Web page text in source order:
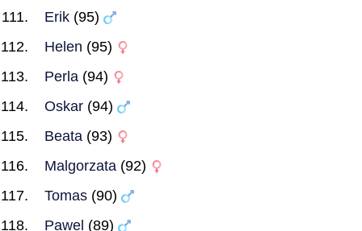
Erik (95)
Helen (95)
Perla (94)
Oskar (94)
Beata (93)
Malgorzata (92)
Tomas (90)
Pawel (89)